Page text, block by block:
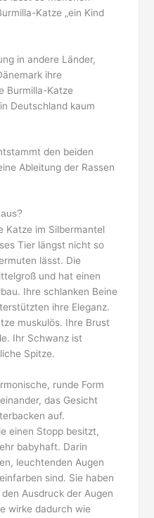
Katze „ein Kind
in andere Länder,
ihre
Burmilla-Katze
Deutschland kaum
den beiden
Ableitung der Rassen
Katze im Silbermantel
Tier längst nicht so
lässt. Die
und hat einen
Ihre schlanken Beine
ihre Eleganz.
muskulös. Ihre Brust
Ihr Schwanz ist
Spitze.
runde Form
das Gesicht
auf.
einen Stopp besitzt,
babyhaft. Darin
leuchtenden Augen
sind. Sie haben
Ausdruck der Augen
wirke dadurch wie